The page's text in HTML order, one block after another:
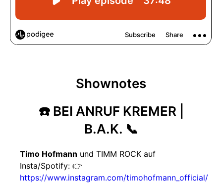
Shownotes
☎️ BEI ANRUF KREMER |
B.A.K. 📞
Timo Hofmann und TIMM ROCK auf
Insta/Spotify: 👉
https://www.instagram.com/timohofmann_official/